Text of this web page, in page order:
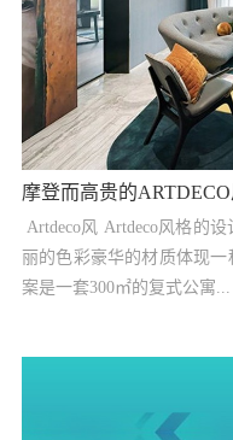
摩登而高贵的
Artdeco风 Artdeco风格的
丽的色彩豪华的材质体现
案是一套300㎡的复式公寓...